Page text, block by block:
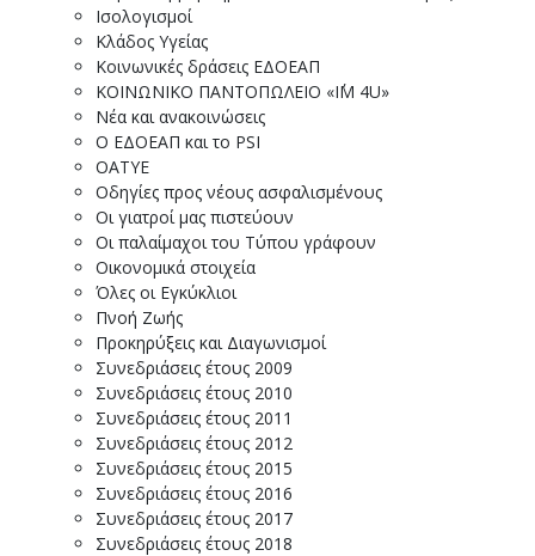
Ισολογισμοί
Κλάδος Υγείας
Κοινωνικές δράσεις ΕΔΟΕΑΠ
ΚΟΙΝΩΝΙΚΟ ΠΑΝΤΟΠΩΛΕΙΟ «I΄M 4U»
Νέα και ανακοινώσεις
Ο ΕΔΟΕΑΠ και το PSI
ΟΑΤΥΕ
Οδηγίες προς νέους ασφαλισμένους
Οι γιατροί μας πιστεύουν
Οι παλαίμαχοι του Τύπου γράφουν
Οικονομικά στοιχεία
Όλες οι Εγκύκλιοι
Πνοή Ζωής
Προκηρύξεις και Διαγωνισμοί
Συνεδριάσεις έτους 2009
Συνεδριάσεις έτους 2010
Συνεδριάσεις έτους 2011
Συνεδριάσεις έτους 2012
Συνεδριάσεις έτους 2015
Συνεδριάσεις έτους 2016
Συνεδριάσεις έτους 2017
Συνεδριάσεις έτους 2018